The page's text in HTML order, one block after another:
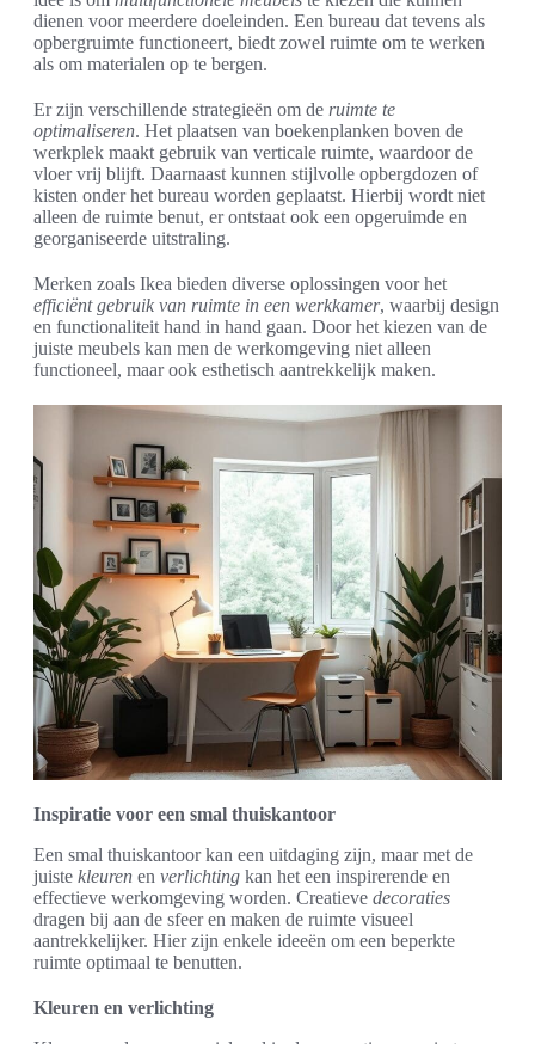
dienen voor meerdere doeleinden. Een bureau dat tevens als
opbergruimte functioneert, biedt zowel ruimte om te werken
als om materialen op te bergen.
Er zijn verschillende strategieën om de ruimte te
optimaliseren. Het plaatsen van boekenplanken boven de
werkplek maakt gebruik van verticale ruimte, waardoor de
vloer vrij blijft. Daarnaast kunnen stijlvolle opbergdozen of
kisten onder het bureau worden geplaatst. Hierbij wordt niet
alleen de ruimte benut, er ontstaat ook een opgeruimde en
georganiseerde uitstraling.
Merken zoals Ikea bieden diverse oplossingen voor het
efficiënt gebruik van ruimte in een werkkamer, waarbij design
en functionaliteit hand in hand gaan. Door het kiezen van de
juiste meubels kan men de werkomgeving niet alleen
functioneel, maar ook esthetisch aantrekkelijk maken.
Inspiratie voor een smal thuiskantoor
Een smal thuiskantoor kan een uitdaging zijn, maar met de
juiste kleuren en verlichting kan het een inspirerende en
effectieve werkomgeving worden. Creatieve decoraties
dragen bij aan de sfeer en maken de ruimte visueel
aantrekkelijker. Hier zijn enkele ideeën om een beperkte
ruimte optimaal te benutten.
Kleuren en verlichting